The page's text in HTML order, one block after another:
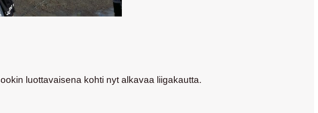
luottavaisena kohti nyt alkavaa liigakautta.